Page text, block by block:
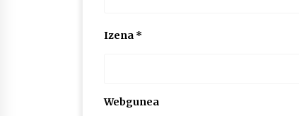
Izena *
Webgunea